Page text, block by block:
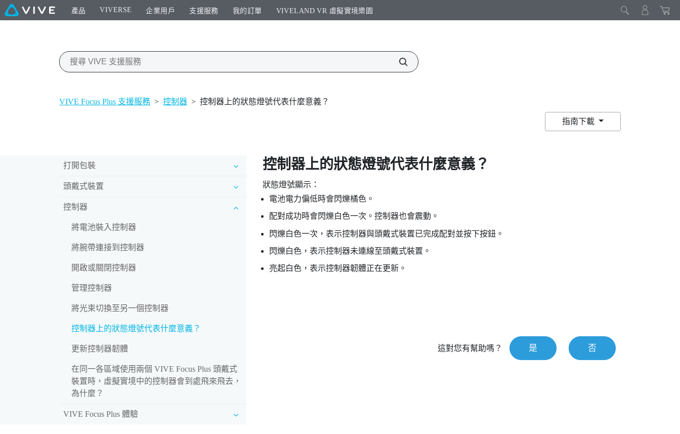
產品 VIVERSE 企業用戶 支援服務 我的訂單 VIVELAND VR 虛擬實境樂園​
VIVE Focus Plus 支援服務 > 控制器 > 控制器上的狀態燈號代表什麼意義？
指南下載
打開包裝
頭戴式裝置
控制器
將電池裝入控制器
將腕帶連接到控制器
開啟或關閉控制器
管理控制器
將光束切換至另一個控制器
控制器上的狀態燈號代表什麼意義？
更新控制器韌體
在同一各區域使用兩個 VIVE Focus Plus 頭戴式
裝置時，虛擬實境中的控制器會到處飛來飛去，
為什麼？
VIVE Focus Plus 體驗
控制器上的狀態燈號代表什麼意義？
狀態燈號顯示：
電池電力偏低時會閃爍橘色。
配對成功時會閃爍白色一次。控制器也會震動。
閃爍白色一次，表示控制器與頭戴式裝置已完成配對並按下按鈕。
閃爍白色，表示控制器未連線至頭戴式裝置。
亮起白色，表示控制器韌體正在更新。
這對您有幫助嗎？ 是 否